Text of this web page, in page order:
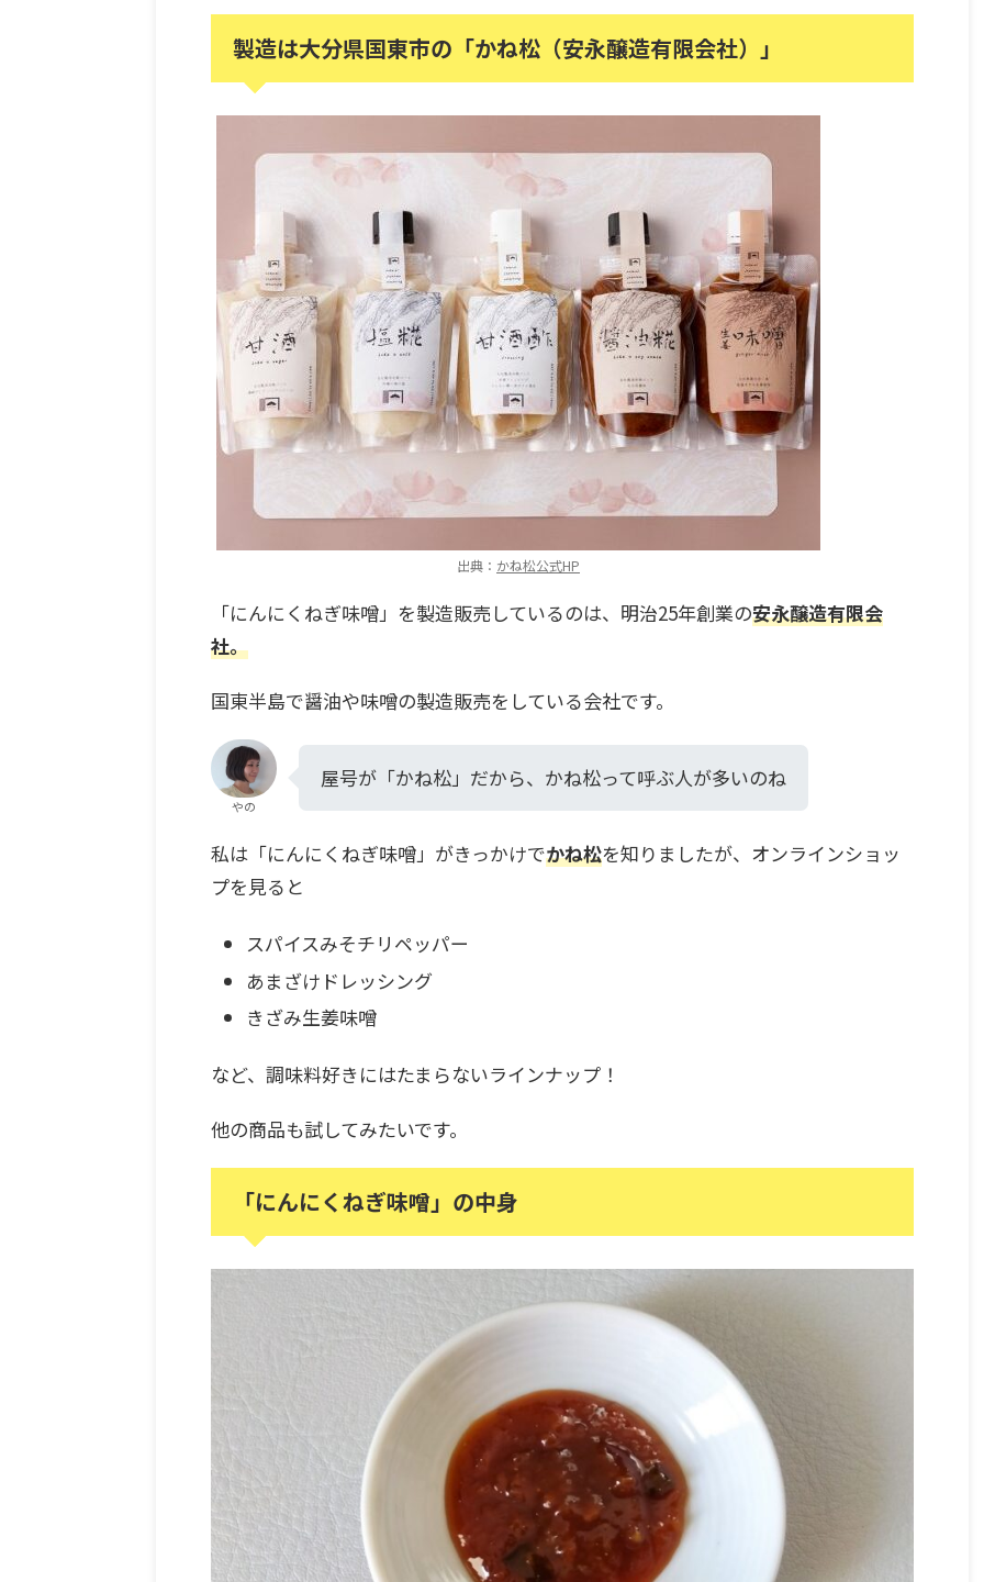
製造は大分県国東市の「かね松（安永醸造有限会社）」
出典： かね松公式HP
「にんにくねぎ味噌」を製造販売しているのは、明治25年創業の安永醸造有限会
社。
国東半島で醤油や味噌の製造販売をしている会社です。
やの
屋号が「かね松」だから、かね松って呼ぶ人が多いのね
私は「にんにくねぎ味噌」がきっかけでかね松を知りましたが、オンラインショッ
プを見ると
スパイスみそチリペッパー
あまざけドレッシング
きざみ生姜味噌
など、調味料好きにはたまらないラインナップ！
他の商品も試してみたいです。
「にんにくねぎ味噌」の中身